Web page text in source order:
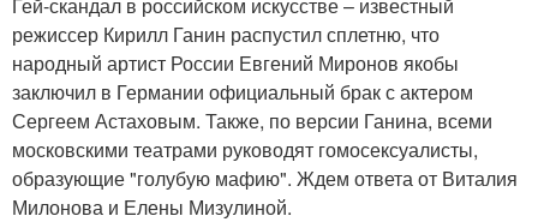
режиссер Кирилл Ганин распустил сплетню, что
народный артист России Евгений Миронов якобы
заключил в Германии официальный брак с актером
Сергеем Астаховым. Также, по версии Ганина, всеми
московскими театрами руководят гомосексуалисты,
образующие "голубую мафию". Ждем ответа от Виталия
Милонова и Елены Мизулиной.